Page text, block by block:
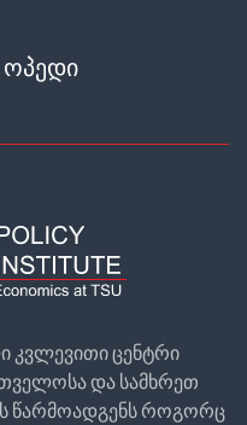
კვლევითი ცენტრი
და სამხრეთ
წარმოადგენს როგორც